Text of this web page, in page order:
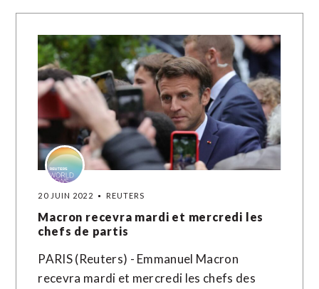
20 JUIN 2022 REUTERS
Macron recevra mardi et mercredi les
chefs de partis
PARIS (Reuters) - Emmanuel Macron
recevra mardi et mercredi les chefs des